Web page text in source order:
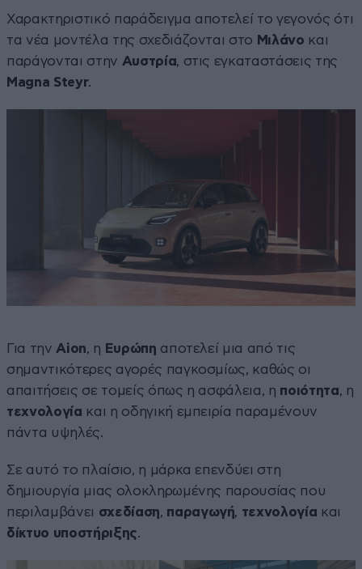
Χαρακτηριστικό παράδειγμα αποτελεί το γεγονός ότι
τα νέα μοντέλα της σχεδιάζονται στο Μιλάνο και
παράγονται στην Αυστρία, στις εγκαταστάσεις της
Magna Steyr.
Για την Aion, η Ευρώπη αποτελεί μια από τις
σημαντικότερες αγορές παγκοσμίως, καθώς οι
απαιτήσεις σε τομείς όπως η ασφάλεια, η ποιότητα, η
τεχνολογία και η οδηγική εμπειρία παραμένουν
πάντα υψηλές.
Σε αυτό το πλαίσιο, η μάρκα επενδύει στη
δημιουργία μιας ολοκληρωμένης παρουσίας που
περιλαμβάνει σχεδίαση, παραγωγή, τεχνολογία και
δίκτυο υποστήριξης.